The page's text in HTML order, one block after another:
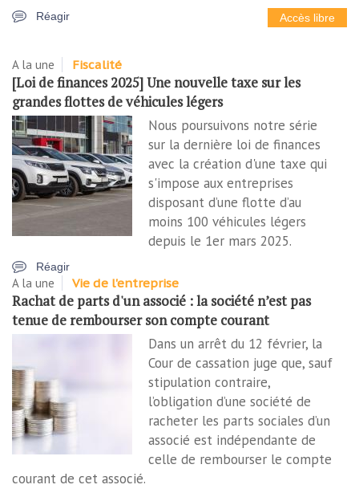
Réagir Accès libre
A la une Fiscalité
[Loi de finances 2025] Une nouvelle taxe sur les
grandes flottes de véhicules légers
Nous poursuivons notre série
sur la dernière loi de finances
avec la création d'une taxe qui
s'impose aux entreprises
disposant d’une flotte d’au
moins 100 véhicules légers
depuis le 1er mars 2025.
Réagir
A la une Vie de l'entreprise
Rachat de parts d'un associé : la société n’est pas
tenue de rembourser son compte courant
Dans un arrêt du 12 février, la
Cour de cassation juge que, sauf
stipulation contraire,
l’obligation d’une société de
racheter les parts sociales d’un
associé est indépendante de
celle de rembourser le compte
courant de cet associé.